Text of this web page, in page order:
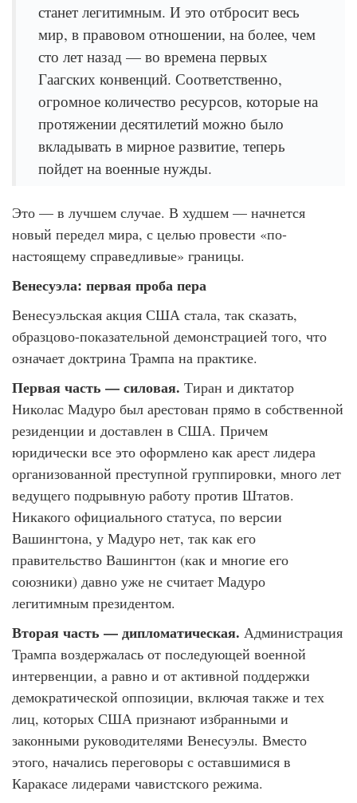
станет легитимным. И это отбросит весь
мир, в правовом отношении, на более, чем
сто лет назад — во времена первых
Гаагских конвенций. Соответственно,
огромное количество ресурсов, которые на
протяжении десятилетий можно было
вкладывать в мирное развитие, теперь
пойдет на военные нужды.
Это — в лучшем случае. В худшем — начнется
новый передел мира, с целью провести «по-
настоящему справедливые» границы.
Венесуэла: первая проба пера
Венесуэльская акция США стала, так сказать,
образцово-показательной демонстрацией того, что
означает доктрина Трампа на практике.
Первая часть — силовая. Тиран и диктатор
Николас Мадуро был арестован прямо в собственной
резиденции и доставлен в США. Причем
юридически все это оформлено как арест лидера
организованной преступной группировки, много лет
ведущего подрывную работу против Штатов.
Никакого официального статуса, по версии
Вашингтона, у Мадуро нет, так как его
правительство Вашингтон (как и многие его
союзники) давно уже не считает Мадуро
легитимным президентом.
Вторая часть — дипломатическая. Администрация
Трампа воздержалась от последующей военной
интервенции, а равно и от активной поддержки
демократической оппозиции, включая также и тех
лиц, которых США признают избранными и
законными руководителями Венесуэлы. Вместо
этого, начались переговоры с оставшимися в
Каракасе лидерами чавистского режима.